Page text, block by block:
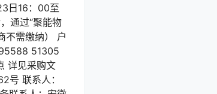
日16：00至
通过“聚能物
不需缴纳） 户
51305
详见采购文
号 联系人：